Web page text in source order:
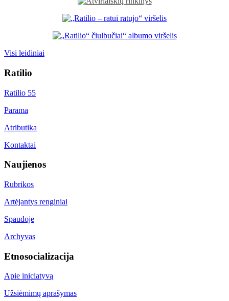
Visi leidiniai
Ratilio
Ratilio 55
Parama
Atributika
Kontaktai
Naujienos
Rubrikos
Artėjantys renginiai
Spaudoje
Archyvas
Etnosocializacija
Apie iniciatyvą
Užsiėmimų aprašymas